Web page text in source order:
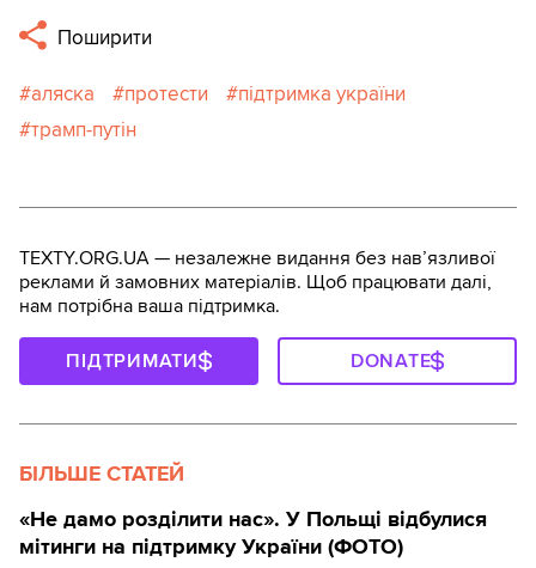
Поширити
аляска протести
підтримка україни
трамп-путін
TEXTY.ORG.UA — незалежне видання без навʼязливої
реклами й замовних матеріалів. Щоб працювати далі,
нам потрібна ваша підтримка.
ПІДТРИМАТИ DONATE
БІЛЬШЕ СТАТЕЙ
«Не дамо розділити нас». У Польщі відбулися
мітинги на підтримку України (ФОТО)